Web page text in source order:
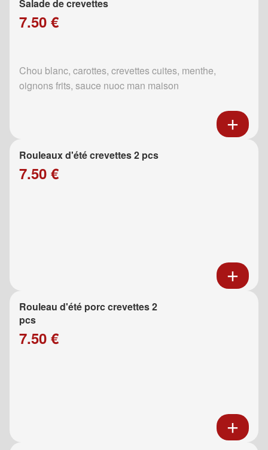
Salade de crevettes
7.50 €
Chou blanc, carottes, crevettes cuites, menthe,
oignons frits, sauce nuoc man maison
Rouleaux d'été crevettes 2 pcs
7.50 €
Rouleau d'été porc crevettes 2
pcs
7.50 €